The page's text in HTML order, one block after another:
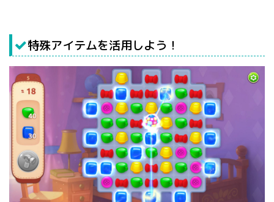
特殊アイテムを活用しよう！